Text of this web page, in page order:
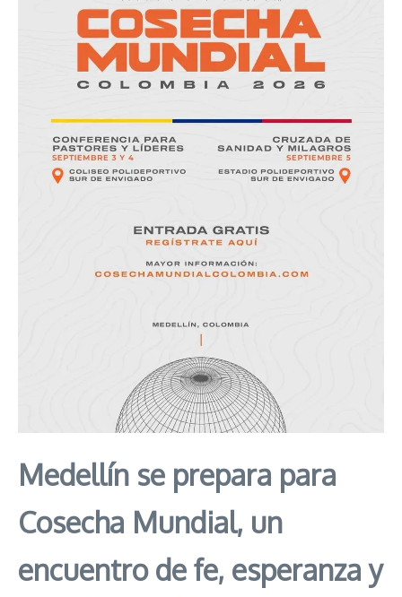
Medellín se prepara para
Cosecha Mundial, un
encuentro de fe, esperanza y